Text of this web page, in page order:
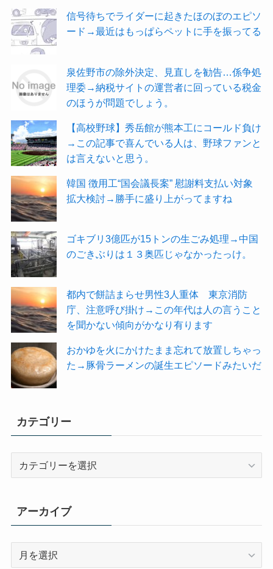
信号待ちでライダーに起きたほのぼのエピソ
ード→最近はもっぱらペットに手を振ってる
泉佐野市の除外決定、見直しを勧告…係争処
理委→納税サイトの運営者に回っている税金
のほうが問題でしょう。
【高校野球】秀岳館が熊本工にコールド負け
→この記事で喜んでいる人は、野球ファンと
は言えないと思う。
韓国 徴用工“国会議長案” 慰謝料支払い対象
拡大検討→勝手に盛り上がってますね
ゴキブリ3億匹が15トンの生ごみ処理→中国
のごきぶりは１３奥匹じゃなかったっけ。
都内で餅詰まらせ男性3人重体 東京消防
庁、注意呼び掛け→この年代は人の言うこと
を聞かない傾向がかなり有ります
おかゆを火にかけたまま忘れて放置しちゃっ
た→豚骨ラーメンの誕生エピソードみたいだ
カテゴリー
リ
ー
アーカイブ